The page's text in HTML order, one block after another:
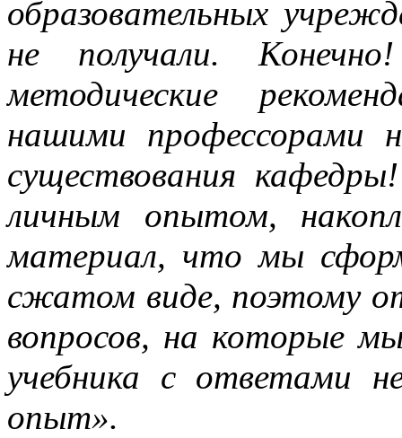
образовательных
не получали.
методические
нашими профессорами
существования
личным опытом,
материал, что мы
сжатом виде, поэтому
вопросов, на которые
учебника с ответами
опыт».